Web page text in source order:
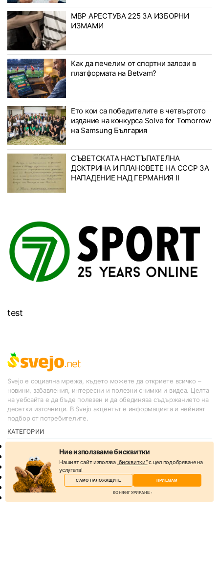
МВР АРЕСТУВА 225 ЗА ИЗБОРНИ
ИЗМАМИ
Как да печелим от спортни залози в
платформата на Betvam?
Ето кои са победителите в четвъртото
издание на конкурса Solve for Tomorrow
на Samsung България
СЪВЕТСКАТА НАСТЪПАТЕЛНА
ДОКТРИНА И ПЛАНОВЕТЕ НА СССР ЗА
НАПАДЕНИЕ НАД ГЕРМАНИЯ II
test
Svejo е социална мрежа, където можете да откриете всичко –
новини, забавления, интересни и полезни снимки и видеа. Целта
на уебсайта е да бъде полезен и да обединява съдържанието на
десетки източници. В Svejo акцентът е информацията и нейният
подбор от потребителите.
КАТЕГОРИИ
Слухове
Спорт
Lifestyle
Технологии
Ние използваме бисквитки
Нашият сайт използва „бисквитки“с цел подобряване на
услугата!
САМО НАЛОЖАЩИТЕ ПРИЕМАМ
КОНФИГУРИРАНЕ